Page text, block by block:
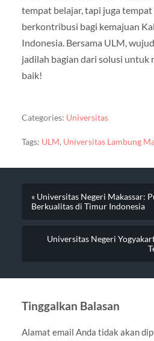
tempat belajar, tapi juga
berkontribusi bagi kemajuan
Indonesia. Bersama ULM,
jadilah bagian dari solusi untuk
baik!
Categories: Universitas
Tags: ULM, Universitas Lambung
« Universitas Negeri Makassar:
Berkualitas di Timur Indonesia
Universitas Negeri
Tinggalkan Balasan
Alamat email Anda tidak akan